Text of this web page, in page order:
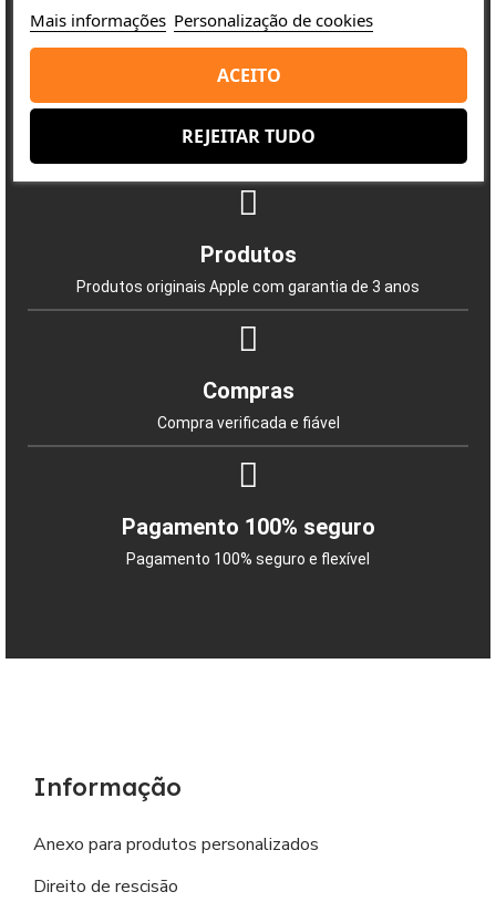
A satisfação do cliente é a nossa prioridade
Envio rápido e seguro
Produtos
Produtos originais Apple com garantia de 3 anos
Compras
Compra verificada e fiável
Pagamento 100% seguro
Pagamento 100% seguro e flexível
Mais informações Personalização de cookies
REJEITAR TUDO
ACEITO
Informação
Anexo para produtos personalizados
Direito de rescisão